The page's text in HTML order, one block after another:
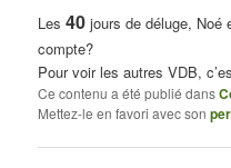
Les40 jours de déluge, Noé
compte?
Pour voir les autres VDB,
Ce contenu a été publié dans
Mettez-le en favori avec son